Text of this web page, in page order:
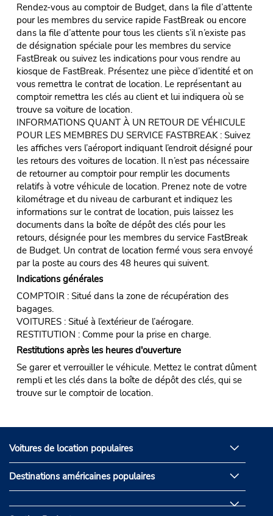
Rendez-vous au comptoir de Budget, dans la file d’attente
pour les membres du service rapide FastBreak ou encore
dans la file d’attente pour tous les clients s’il n’existe pas
de désignation spéciale pour les membres du service
FastBreak ou suivez les indications pour vous rendre au
kiosque de FastBreak. Présentez une pièce d’identité et on
vous remettra le contrat de location. Le représentant au
comptoir remettra les clés au client et lui indiquera où se
trouve sa voiture de location.
INFORMATIONS QUANT À UN RETOUR DE VÉHICULE
POUR LES MEMBRES DU SERVICE FASTBREAK : Suivez
les affiches vers l’aéroport indiquant l’endroit désigné pour
les retours des voitures de location. Il n’est pas nécessaire
de retourner au comptoir pour remplir les documents
relatifs à votre véhicule de location. Prenez note de votre
kilométrage et du niveau de carburant et indiquez les
informations sur le contrat de location, puis laissez les
documents dans la boîte de dépôt des clés pour les
retours, désignée pour les membres du service FastBreak
de Budget. Un contrat de location fermé vous sera envoyé
par la poste au cours des 48 heures qui suivent.
Indications générales
COMPTOIR : Situé dans la zone de récupération des
bagages.
VOITURES : Situé à l’extérieur de l’aérogare.
RESTITUTION : Comme pour la prise en charge.
Restitutions après les heures d'ouverture
Se garer et verrouiller le véhicule. Mettez le contrat dûment
rempli et les clés dans la boîte de dépôt des clés, qui se
trouve sur le comptoir de location.
Voitures de location populaires
Destinations américaines populaires